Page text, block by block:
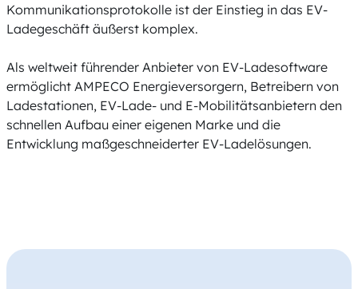
Kommunikationsprotokolle ist der Einstieg in das EV-
Ladegeschäft äußerst komplex.
Als weltweit führender Anbieter von EV-Ladesoftware
ermöglicht AMPECO Energieversorgern, Betreibern von
Ladestationen, EV-Lade- und E-Mobilitätsanbietern den
schnellen Aufbau einer eigenen Marke und die
Entwicklung maßgeschneiderter EV-Ladelösungen.